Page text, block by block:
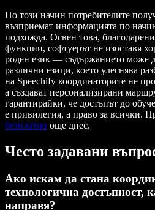
По този начин потребителите
възприемат информацията по
подхожда. Освен това,
функции, софтуерът не изоставя
роден език — съдържанието може
различни езици, което улеснява
на Speechify координаторите не
а създават персонализирани
гарантирайки, че достъпът до
е привилегия, а право за всички.
безплатно още днес.
Често задавани
Ако искам да стана
технологична достъпност,
направя?